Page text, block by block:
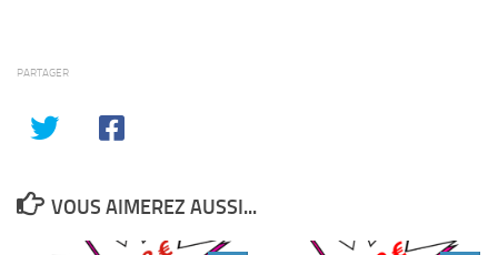
PARTAGER
VOUS AIMEREZ AUSSI...